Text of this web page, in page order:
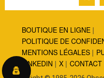
BOUTIQUE EN LIGNE
POLITIQUE DE
MENTIONS LÉGALES
LINKEDIN
X CONTACT